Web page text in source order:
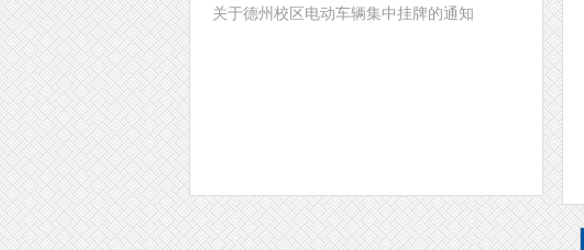
关于德州校区电动车辆集中挂牌的通知